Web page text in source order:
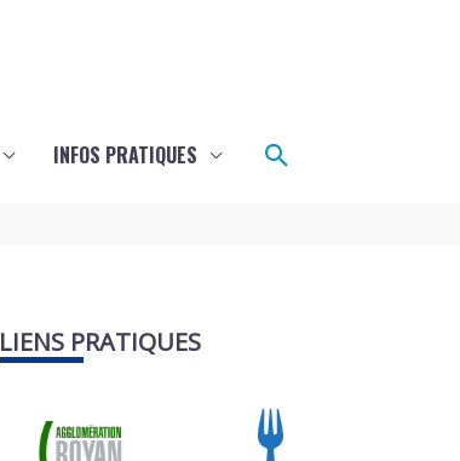
INFOS PRATIQUES Rechercher
LIENS PRATIQUES